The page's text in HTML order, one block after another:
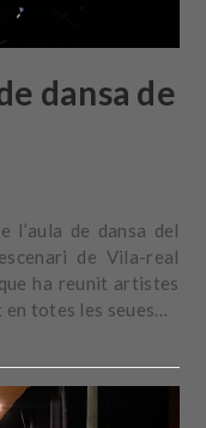
dansa de
l’aula de dansa del
de Vila-real
ha reunit artistes
totes les seues…